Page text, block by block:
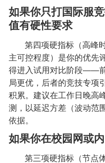
如果你只打国际服
值有硬性要求
第四项硬指标（高峰
主可控程度）是你的优先
得进入试用对比阶段——
局更优，后者的竞技专项
积累。建议在工作日晚高
测，以延迟方差（波动范
依据。
如果你在校园网或
第三项硬指标（节点